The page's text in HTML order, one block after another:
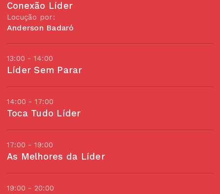
Conexão Líder
Locução por:
Anderson Badaró
13:00 - 14:00
Líder Sem Parar
14:00 - 17:00
Toca Tudo Líder
17:00 - 19:00
As Melhores da Líder
19:00 - 20:00